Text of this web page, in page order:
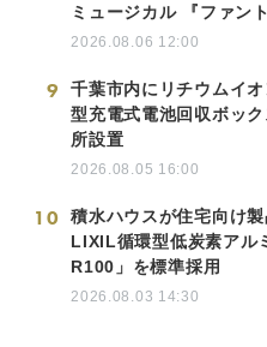
ミュージカル 『ファント
2026.08.06 12:00
9
千葉市内にリチウムイ
型充電式電池回収ボッ
所設置
2026.08.05 16:00
10
積水ハウスが住宅向け
LIXIL循環型低炭素アル
R100」を標準採用
2026.08.03 14:30